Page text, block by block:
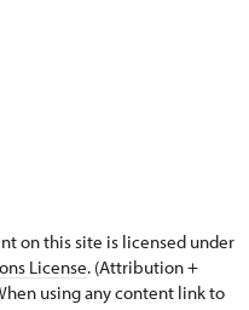
on this site is licensed under
License. (Attribution +
using any content link to